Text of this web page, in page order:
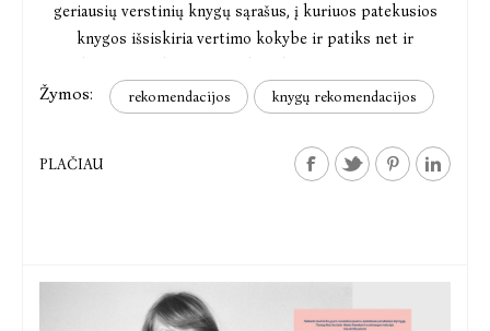
geriausių verstinių knygų sąrašus, į kuriuos patekusios
knygos išsiskiria vertimo kokybe ir patiks net ir
susipažinti su ekspertų įvertintomis ir į ilguosius sąrašus
Žymos: rekomendacijos knygų rekomendacijos
PLAČIAU